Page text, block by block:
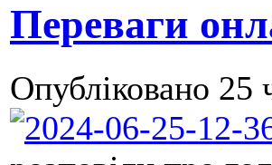
Переваги
Опубліковано 25